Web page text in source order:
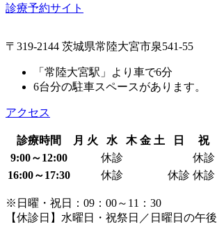
診療予約サイト
〒319-2144 茨城県常陸大宮市泉541-55
「常陸大宮駅」より車で6分
6台分の駐車スペースがあります。
アクセス
診療時間 月 火 水 木 金 土 日
祝
9:00～12:00
休診
休診
16:00～17:30
休診 休診 休診
※日曜・祝日：09：00～11：30
【休診日】水曜日・祝祭日／日曜日の午後